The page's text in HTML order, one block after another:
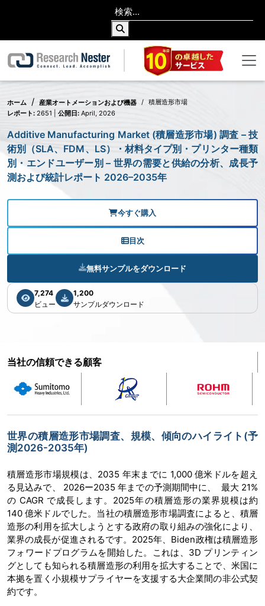
ホーム 産業オートメーションおよび機器
積層造形市場
レポート: 2651 | 公開日: April, 2026
Additive Manufacturing Market (積層造形市場) 調査 – 技
術別（SLA、FDM、LS）・材料タイプ別・プリンター種類
別・エンドユーザー別 – 世界の需要と供給の分析、成長予
測および統計レポート 2026–2035年
今すぐ購入
目次
無料サンプルをダウンロード
7,274
ビュー
1,200
サンプルダウンロード
当社の信頼できる顧客
世界の積層造形市場調査、規模、傾向のハイライト(予
測2026-2035年)
積層造形市場規模は、2035 年末までに 1,000 億米ドルを超え
る見込みで、 2026ー2035 年までの予測期間中に、 最大 21%
の CAGR で成長します。2025年の積層造形の業界規模は約
140 億米ドルでした。当社の積層造形市場調査によると、積層
造形の利用を拡大しようとする政府の取り組みの強化により、
業界の成長が促進されるです。2025年、Biden政権は積層造形
フォワードプログラムを開始した。これは、3D プリンティン
グとしても知られる積層造形の利用を拡大することで、米国に
本拠を置く小規模サプライヤーを支援する大企業間の非公式契
約です。